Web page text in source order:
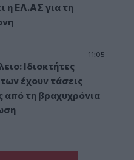
η ΕΛ.ΑΣ για τη
11:05
Ιδιοκτήτες
έχουν τάσεις
από τη βραχυχρόνια